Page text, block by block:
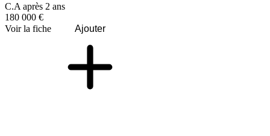
C.A après 2 ans
180 000 €
Voir la fiche
Ajouter